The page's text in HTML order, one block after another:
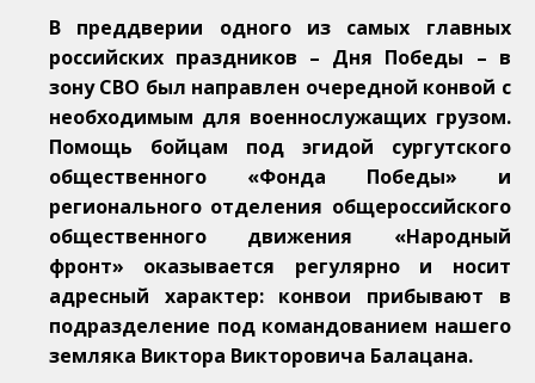
В преддверии одного из самых главных
российских праздников – Дня Победы – в
зону СВО был направлен очередной конвой с
необходимым для военнослужащих грузом.
Помощь бойцам под эгидой сургутского
общественного «Фонда Победы» и
регионального отделения общероссийского
общественного движения «Народный
фронт» оказывается регулярно и носит
адресный характер: конвои прибывают в
подразделение под командованием нашего
земляка Виктора Викторовича Балацана.